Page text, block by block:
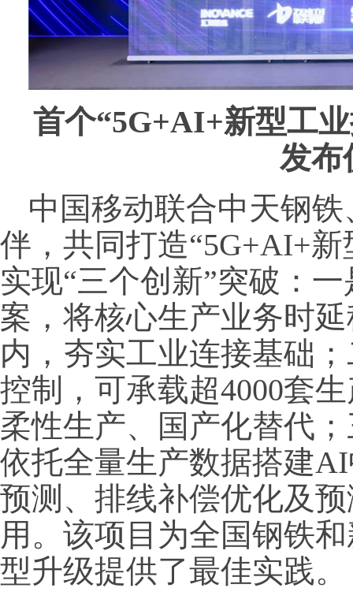
首个“5G+AI+新型工
发布
中国移动联合中天钢
伴，共同打造“5G+AI+
实现“三个创新”突破：
案，将核心生产业务时
内，夯实工业连接基础
控制，可承载超4000套
柔性生产、国产化替代
依托全量生产数据搭建
预测、排线补偿优化及
用。该项目为全国钢铁
型升级提供了最佳实践。